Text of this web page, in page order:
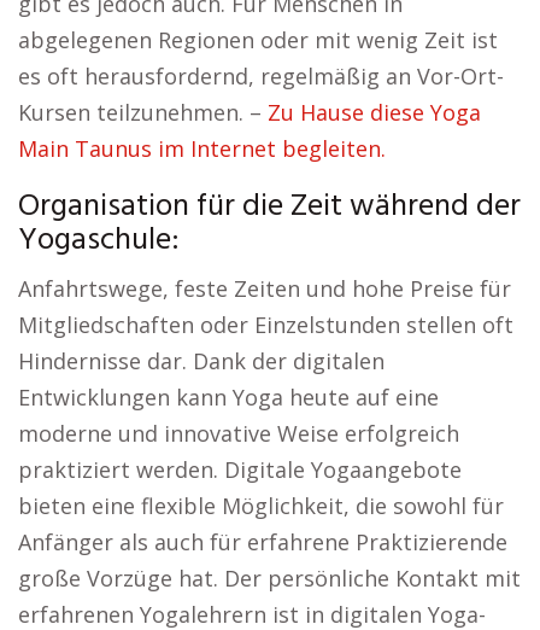
abgelegenen Regionen oder mit wenig Zeit ist
es oft herausfordernd, regelmäßig an Vor-Ort-
Kursen teilzunehmen. – Zu Hause diese Yoga
Main Taunus im Internet begleiten.
Organisation für die Zeit während der
Yogaschule:
Anfahrtswege, feste Zeiten und hohe Preise für
Mitgliedschaften oder Einzelstunden stellen oft
Hindernisse dar. Dank der digitalen
Entwicklungen kann Yoga heute auf eine
moderne und innovative Weise erfolgreich
praktiziert werden. Digitale Yogaangebote
bieten eine flexible Möglichkeit, die sowohl für
Anfänger als auch für erfahrene Praktizierende
große Vorzüge hat. Der persönliche Kontakt mit
erfahrenen Yogalehrern ist in digitalen Yoga-